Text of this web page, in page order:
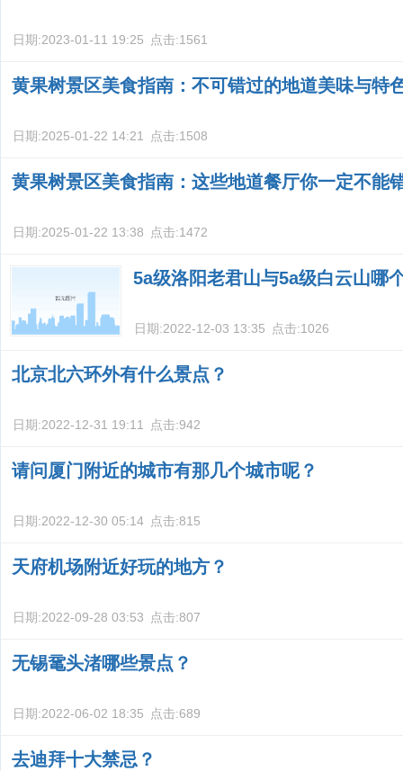
日期:2023-01-11 19:25 点击:1561
黄果树景区美食指南：不可错过的地道美味与特
日期:2025-01-22 14:21 点击:1508
黄果树景区美食指南：这些地道餐厅你一定不能
日期:2025-01-22 13:38 点击:1472
5a级洛阳老君山与5a级白云山哪
日期:2022-12-03 13:35 点击:1026
北京北六环外有什么景点？
日期:2022-12-31 19:11 点击:942
请问厦门附近的城市有那几个城市呢？
日期:2022-12-30 05:14 点击:815
天府机场附近好玩的地方？
日期:2022-09-28 03:53 点击:807
无锡鼋头渚哪些景点？
日期:2022-06-02 18:35 点击:689
去迪拜十大禁忌？